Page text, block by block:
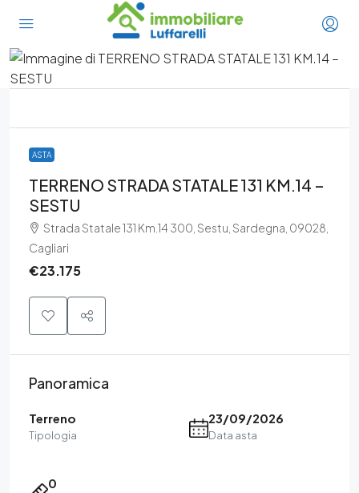
ASTA
TERRENO STRADA STATALE 131 KM.14 –
SESTU
Strada Statale 131 Km.14 300, Sestu, Sardegna, 09028,
Cagliari
€23.175
Panoramica
Terreno
Tipologia
23/09/2026
Data asta
0